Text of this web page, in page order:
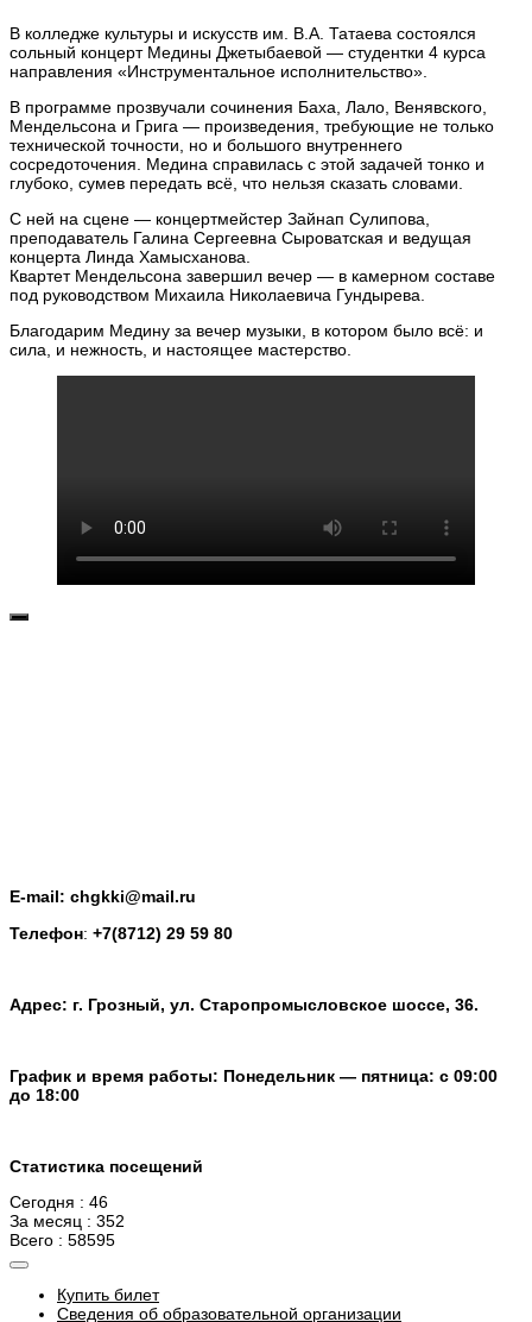
В колледже культуры и искусств им. В.А. Татаева состоялся
сольный концерт Медины Джетыбаевой — студентки 4 курса
направления «Инструментальное исполнительство».
В программе прозвучали сочинения Баха, Лало, Венявского,
Мендельсона и Грига — произведения, требующие не только
технической точности, но и большого внутреннего
сосредоточения. Медина справилась с этой задачей тонко и
глубоко, сумев передать всё, что нельзя сказать словами.
С ней на сцене — концертмейстер Зайнап Сулипова,
преподаватель Галина Сергеевна Сыроватская и ведущая
концерта Линда Хамысханова.
Квартет Мендельсона завершил вечер — в камерном составе
под руководством Михаила Николаевича Гундырева.
Благодарим Медину за вечер музыки, в котором было всё: и
сила, и нежность, и настоящее мастерство.
E-mail: chgkki@mail.ru
Телефон: +7(8712) 29 59 80
Адрес: г. Грозный, ул. Старопромысловское шоссе, 36.
График и время работы: Понедельник — пятница: с 09:00
до 18:00
Статистика посещений
Сегодня : 46
За месяц : 352
Всего : 58595
Купить билет
Сведения об образовательной организации